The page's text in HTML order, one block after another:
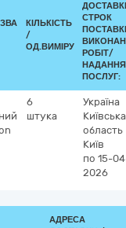
КІЛЬКІСТЬ
/
ОД.ВИМІРУ
СТРОК
РОБІТ/
НАДАННЯ
ПОСЛУГ:
6
штука
Україна
Київська
область
Київ
по 15-
2026
АДРЕСА